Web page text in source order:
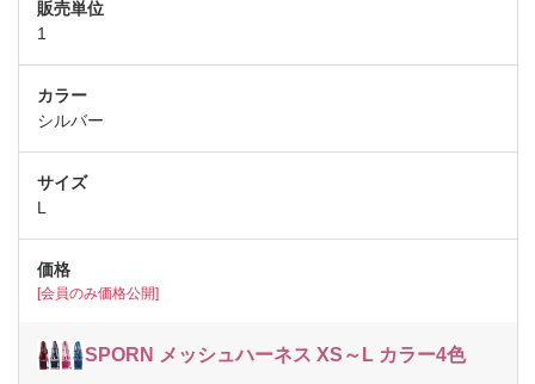
1
シルバー
L
[会員のみ価格公開]
SPORN メッシュハーネス XS～L カラー4色